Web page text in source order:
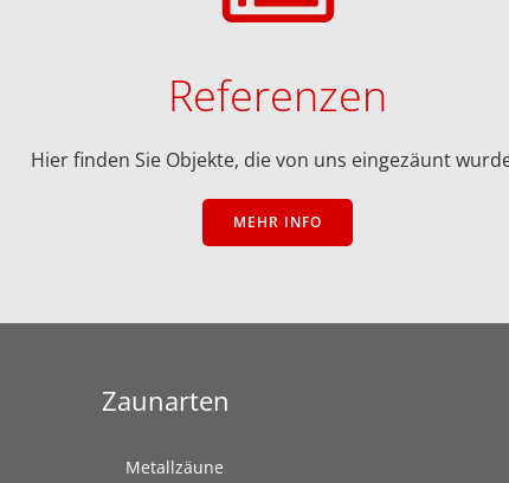
Referenzen
Hier finden Sie Objekte, die von uns eingezäunt
MEHR INFO
Zaunarten
Metallzäune